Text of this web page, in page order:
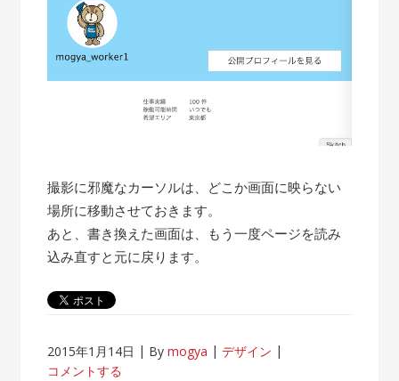
撮影に邪魔なカーソルは、どこか画面に映らない
場所に移動させておきます。
あと、書き換えた画面は、もう一度ページを読み
込み直すと元に戻ります。
2015年1月14日 Bymogya
デザイン
コメントする